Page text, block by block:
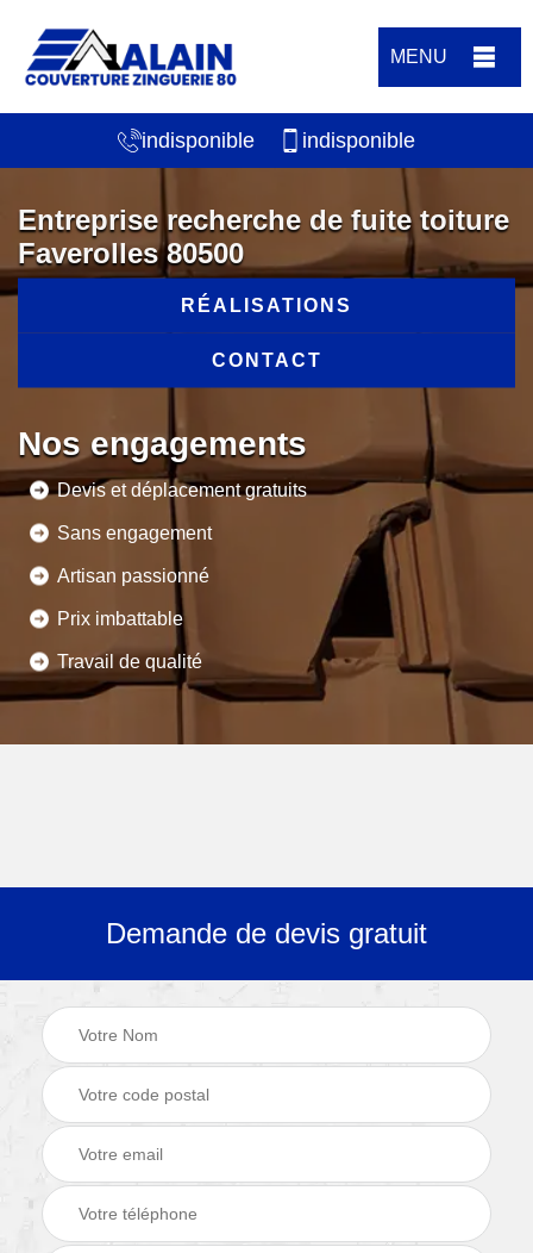
MENU
indisponible indisponible
Entreprise recherche de fuite toiture
Faverolles 80500
RÉALISATIONS
CONTACT
Nos engagements
Devis et déplacement gratuits
Sans engagement
Artisan passionné
Prix imbattable
Travail de qualité
Demande de devis gratuit